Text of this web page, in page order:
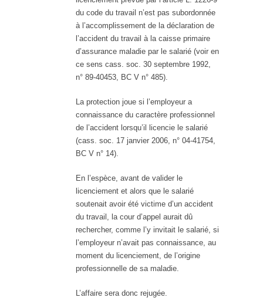
du code du travail n’est pas subordonnée
à l’accomplissement de la déclaration de
l’accident du travail à la caisse primaire
d’assurance maladie par le salarié (voir en
ce sens cass. soc. 30 septembre 1992,
n° 89-40453, BC V n° 485).
La protection joue si l’employeur a
connaissance du caractère professionnel
de l’accident lorsqu’il licencie le salarié
(cass. soc. 17 janvier 2006, n° 04-41754,
BC V n° 14).
En l’espèce, avant de valider le
licenciement et alors que le salarié
soutenait avoir été victime d’un accident
du travail, la cour d’appel aurait dû
rechercher, comme l’y invitait le salarié, si
l’employeur n’avait pas connaissance, au
moment du licenciement, de l’origine
professionnelle de sa maladie.
L’affaire sera donc rejugée.